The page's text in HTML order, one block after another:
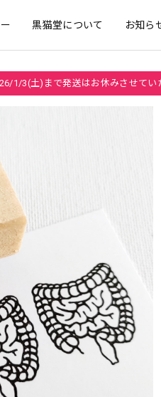
黒猫堂について お知ら
1/3(土)まで発送はお休みさせてい